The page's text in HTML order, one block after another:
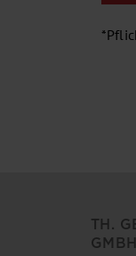
TH.